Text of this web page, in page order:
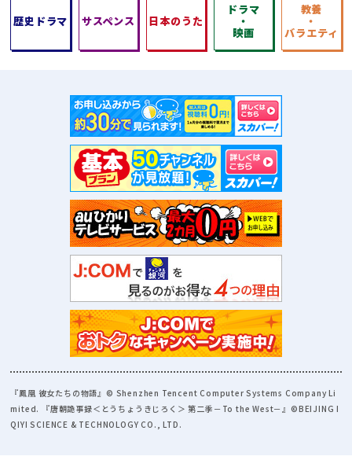
歴史ドラマ サスペンス 日本のうた
ドラマ
・
映画
教養
・
バラエティ
『鳳凰 彼女たちの物語』© Shenzhen Tencent Computer Systems Company Li
mited. 『唐朝詭事録＜とうちょうきじろく＞ 第二季－To the West－』©BEIJING I
QIYI SCIENCE & TECHNOLOGY CO., LTD.